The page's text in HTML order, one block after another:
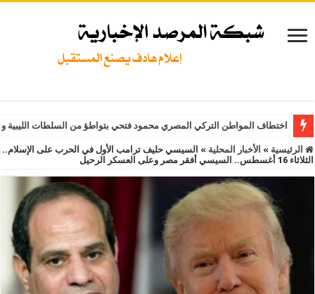
اختطاف المواطن التركي المصري محمود فتحي بتواطؤ من السلطات
الرئيسية » الأخبار المحلية » السيسي حليف ترامب الأول في الحرب على الإسلام..
الثلاثاء 16 أغسطس.. السيسي أفقر مصر وعلى العسكر الرحيل